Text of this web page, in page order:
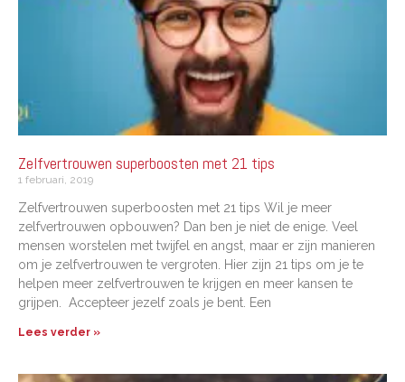
Zelfvertrouwen superboosten met 21 tips
1 februari, 2019
Zelfvertrouwen superboosten met 21 tips Wil je meer
zelfvertrouwen opbouwen? Dan ben je niet de enige. Veel
mensen worstelen met twijfel en angst, maar er zijn manieren
om je zelfvertrouwen te vergroten. Hier zijn 21 tips om je te
helpen meer zelfvertrouwen te krijgen en meer kansen te
grijpen. Accepteer jezelf zoals je bent. Een
Lees verder »